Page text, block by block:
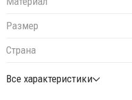
Размер
Страна
Все характеристики